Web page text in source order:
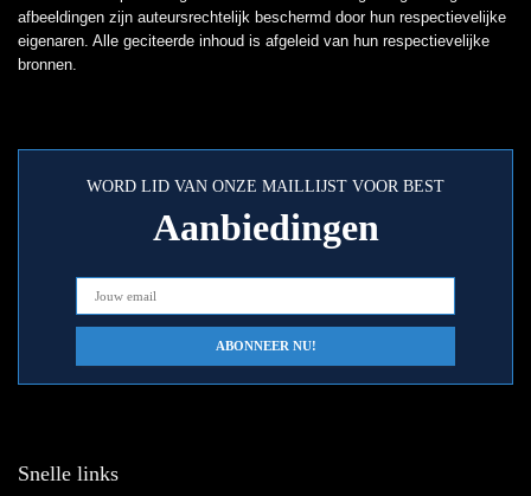
afbeeldingen zijn auteursrechtelijk beschermd door hun respectievelijke
eigenaren. Alle geciteerde inhoud is afgeleid van hun respectievelijke
bronnen.
WORD LID VAN ONZE MAILLIJST VOOR BEST
Aanbiedingen
Snelle links